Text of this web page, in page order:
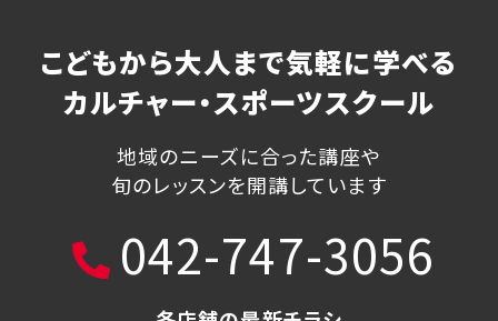
こどもから大人まで気軽に学べる
カルチャー・スポーツスクール
地域のニーズに合った講座や
旬のレッスンを開講しています
042-747-3056